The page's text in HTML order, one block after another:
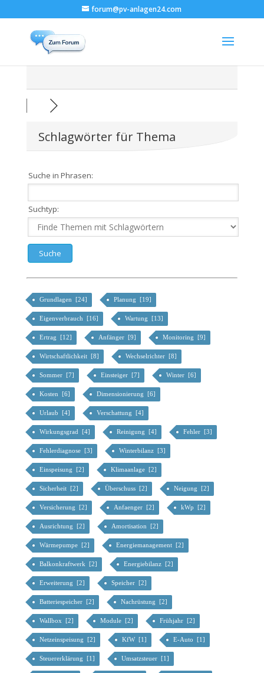
forum@pv-anlagen24.com
Schlagwörter für Thema
Suche in Phrasen:
Suchtyp:
Grundlagen [24] Planung [19]
Eigenverbrauch [16] Wartung [13]
Ertrag [12] Anfänger [9] Monitoring [9]
Wirtschaftlichkeit [8] Wechselrichter [8]
Sommer [7] Einsteiger [7] Winter [6]
Kosten [6] Dimensionierung [6]
Urlaub [4] Verschattung [4]
Wirkungsgrad [4] Reinigung [4] Fehler [3]
Fehlerdiagnose [3] Winterbilanz [3]
Einspeisung [2] Klimaanlage [2]
Sicherheit [2] Überschuss [2] Neigung [2]
Versicherung [2] Anfaenger [2] kWp [2]
Ausrichtung [2] Amortisation [2]
Wärmepumpe [2] Energiemanagement [2]
Balkonkraftwerk [2] Energiebilanz [2]
Erweiterung [2] Speicher [2]
Batteriespeicher [2] Nachrüstung [2]
Wallbox [2] Module [2] Frühjahr [2]
Netzeinspeisung [2] KfW [1] E-Auto [1]
Steuererklärung [1] Umsatzsteuer [1]